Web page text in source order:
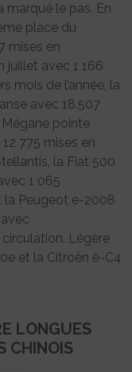
marqué le pas. En
place du
mises en
juillet avec 1 166
mois de l’année, la
avec 18.507
pointe
775 mises en
la Fiat 500
1 065
la Peugeot e-2008
Légère
et la Citroën ë-C4
LONGUES
CHINOIS